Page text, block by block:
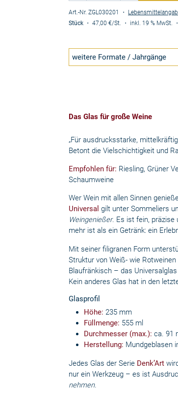
Art.-Nr. ZGL030201 ・
Stück ・47,00 €/St. ・ inkl. 19 % MwSt.
weitere Formate / Jahrgänge
Das Glas für große Weine
„Für ausdrucksstarke,
Betont die Vielschichtigkeit und
Empfohlen für: Riesling, Grüner
Schaumweine
Wer Wein mit allen Sinnen
Universal gilt unter Sommeliers
Weingenießer. Es ist fein, präzise
mehr ist als ein Getränk: ein
Mit seiner filigranen Form
Struktur von Weiß- wie
Blaufränkisch – das
Kein anderes Glas hat in den
Glasprofil
Höhe: 235 mm
Füllmenge: 555 ml
Durchmesser (max.): ca. 91
Herstellung: Mundgeblasen
Jedes Glas der Serie Denk’Art
nur ein Werkzeug – es ist
nehmen.